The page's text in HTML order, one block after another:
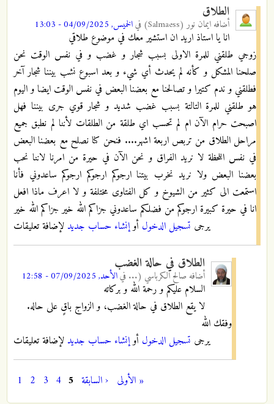
الطلاق
أضافه ايمان نور (Salmaess) فيالخميس, 04/09/2025 - 13:03
انا يا استاذ اريد ان استشير معك في موضوع طلاقي
زوجي طلقني للمرة الاولى بسبب شجار و غضب و في نفس الوقت نحن
صلحنا المشكل و كأنه لم يحدث أي شيء و بعد اسبوع نشب بيننا شجار آخر
فطلقني و ندم كتيرا و تصالحنا مع بعضنا البعض في نفس الوقت ايضا و اليوم
هو طلقني للمرة التالتة بسبب غضب شديد و شجار قوي جرى بيننا فهل
اصبحت حرام الآن ام لم تحسب اي طلقة من الطلقات لأننا لم نطبق جميع
مراحل الطلاق من تربص اربعة اشهر.... فنحن كنا نصلح مع بعضنا البعض
في نفس اللحظة لا نريد الفراق و نحن الآن في حيرة من امرنا لاننا نحب
بعضنا البعض ولا نريد نخرب بيتنا ارجوكم ارجوكم ارجوكم ساعدوني فأنا
استمعت الى كثير من الشيوخ و كل الفتاوى مختلفة و لا اعرف ماذا افعل
انا في حيرة كبيرة ارجوكم من فضلكم ساعدوني جزاكم الله خير جزاكم الله خير
يرجى تسجيل الدخول أوإنشاء حساب جديد لإضافة تعليقات
الطلاق في حالة الغضب
أضافه صالح الكرباسي (... فيالأحد, 07/09/2025 - 12:58
السلام عليكم و رحمة الله و بركاته
لا يقع الطلاق في حالة الغضب، و الزواج باقٍ على حاله.
وفقك الله
يرجى تسجيل الدخول أوإنشاء حساب جديد لإضافة تعليقات
« الأولى ‹ السابقة 1 2 3 4 5